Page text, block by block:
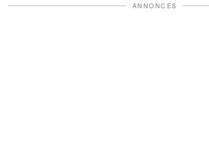
ANNONCES